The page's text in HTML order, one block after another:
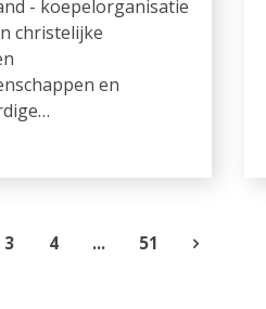
- koepelorganisatie
christelijke
en
3 4 ... 51